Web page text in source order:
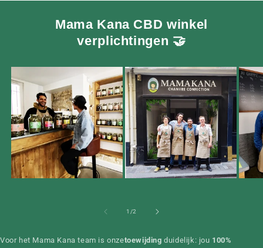
Mama Kana CBD winkel
verplichtingen 🤝
1 /van
2
Voor het Mama Kana team is onzetoewijding duidelijk: jou 100%